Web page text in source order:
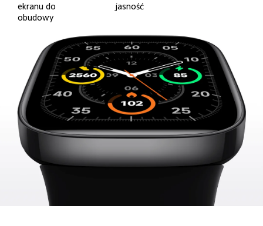
ekranu do
obudowy
jasność